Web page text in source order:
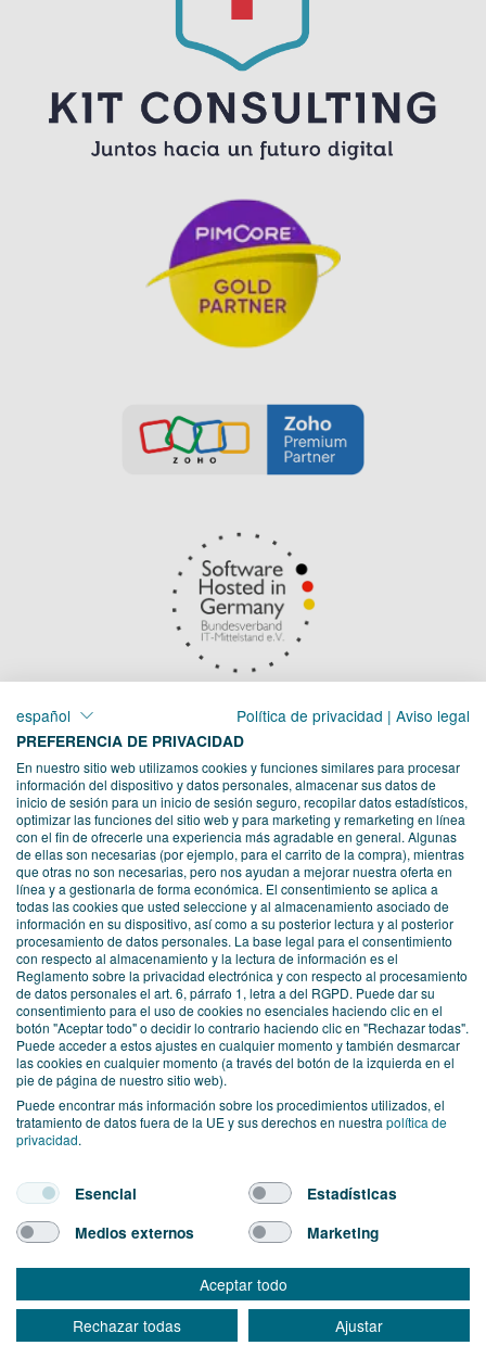
Together we dive into digital
LOCATIONS
Friedrichstrasse 171, 10117 Berlin
SEESTERMÜHE
Am Altenfeldsdeich 56, 25371 Seestermühe
español Política de privacidad | Aviso legal
PREFERENCIA DE PRIVACIDAD
En nuestro sitio web utilizamos cookies y funciones similares para procesar
información del dispositivo y datos personales, almacenar sus datos de
inicio de sesión para un inicio de sesión seguro, recopilar datos estadísticos,
optimizar las funciones del sitio web y para marketing y remarketing en línea
con el fin de ofrecerle una experiencia más agradable en general. Algunas
de ellas son necesarias (por ejemplo, para el carrito de la compra), mientras
que otras no son necesarias, pero nos ayudan a mejorar nuestra oferta en
línea y a gestionarla de forma económica. El consentimiento se aplica a
todas las cookies que usted seleccione y al almacenamiento asociado de
información en su dispositivo, así como a su posterior lectura y al posterior
procesamiento de datos personales. La base legal para el consentimiento
con respecto al almacenamiento y la lectura de información es el
Reglamento sobre la privacidad electrónica y con respecto al procesamiento
de datos personales el art. 6, párrafo 1, letra a del RGPD. Puede dar su
consentimiento para el uso de cookies no esenciales haciendo clic en el
botón "Aceptar todo" o decidir lo contrario haciendo clic en "Rechazar todas".
Puede acceder a estos ajustes en cualquier momento y también desmarcar
las cookies en cualquier momento (a través del botón de la izquierda en el
pie de página de nuestro sitio web).
Puede encontrar más información sobre los procedimientos utilizados, el
tratamiento de datos fuera de la UE y sus derechos en nuestra política de
privacidad.
Esencial
Estadísticas
Medios externos
Marketing
Aceptar todo
Rechazar todas
Ajustar